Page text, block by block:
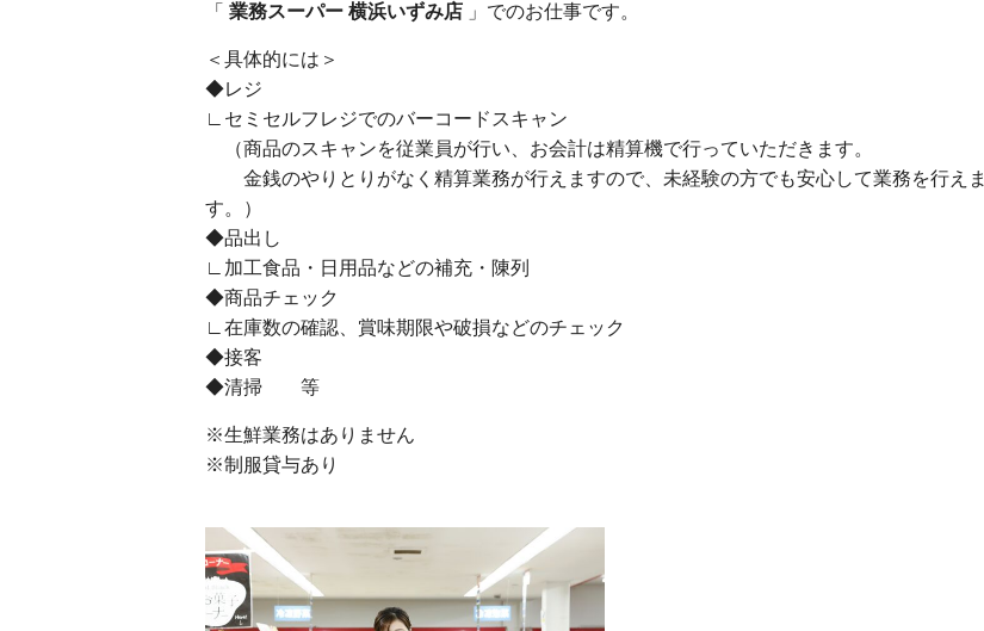
「 業務スーパー 横浜いずみ店 」でのお仕事です。
＜具体的には＞
◆レジ
∟セミセルフレジでのバーコードスキャン
（商品のスキャンを従業員が行い、お会計は精算機で行っていただきます。
金銭のやりとりがなく精算業務が行えますので、未経験の方でも安心して業務を行えま
す。）
◆品出し
∟加工食品・日用品などの補充・陳列
◆商品チェック
∟在庫数の確認、賞味期限や破損などのチェック
◆接客
◆清掃 等
※生鮮業務はありません
※制服貸与あり